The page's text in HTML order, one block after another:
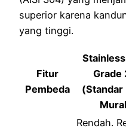
superior karena
yang tinggi.
Fitur
Pembeda
Grade
(Standar
Rendah.